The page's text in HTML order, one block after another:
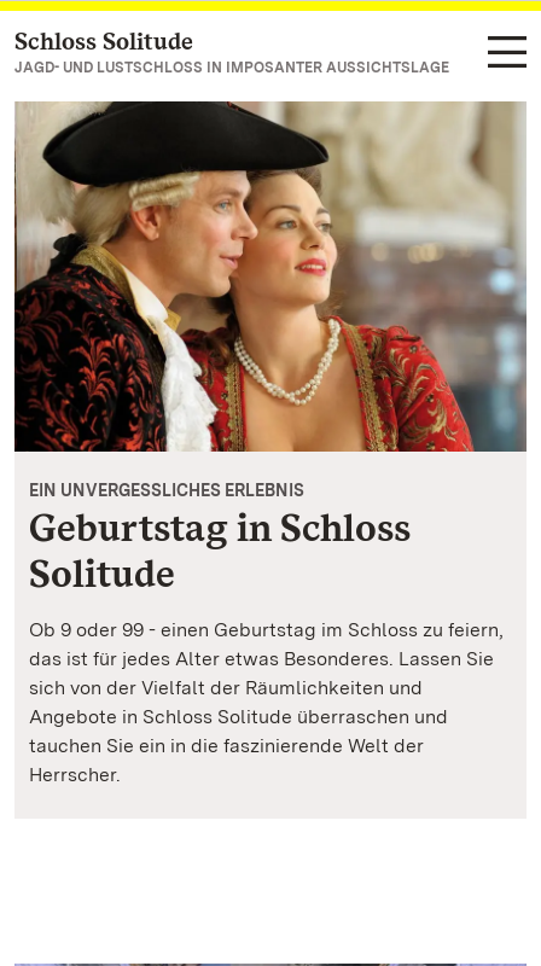
Zum Hauptinhalt springen
Schloss Solitude
JAGD- UND LUSTSCHLOSS IN IMPOSANTER AUSSICHTSLAGE
EIN UNVERGESSLICHES ERLEBNIS
Geburtstag in Schloss
Solitude
Ob 9 oder 99 - einen Geburtstag im Schloss zu feiern,
das ist für jedes Alter etwas Besonderes. Lassen Sie
sich von der Vielfalt der Räumlichkeiten und
Angebote in Schloss Solitude überraschen und
tauchen Sie ein in die faszinierende Welt der
Herrscher.